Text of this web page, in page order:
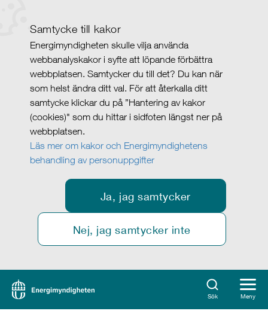
Samtycke till kakor
Energimyndigheten skulle vilja använda
webbanalyskakor i syfte att löpande förbättra
webbplatsen. Samtycker du till det? Du kan när
som helst ändra ditt val. För att återkalla ditt
samtycke klickar du på ”Hantering av kakor
(cookies)" som du hittar i sidfoten längst ner på
webbplatsen.
Läs mer om kakor och Energimyndighetens
behandling av personuppgifter
Ja, jag samtycker
Nej, jag samtycker inte
Sök Meny